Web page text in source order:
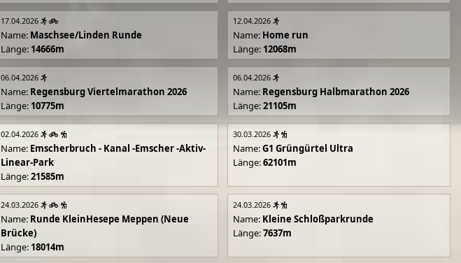
17.04.2026
Name: Maschsee/Linden Runde
Länge: 14666m
12.04.2026
Name: Home run
Länge: 12068m
06.04.2026
Name: Regensburg Viertelmarathon 2026
Länge: 10775m
06.04.2026
Name: Regensburg Halbmarathon 2026
Länge:21105m
02.04.2026
Name: Emscherbruch - Kanal -Emscher -Aktiv-
Linear-Park
Länge:21585m
30.03.2026
Name:G1 Grüngürtel Ultra
Länge:62101m
24.03.2026
Name: Runde KleinHesepe Meppen (Neue
Brücke)
Länge: 18014m
24.03.2026
Name: Kleine Schloßparkrunde
Länge:7637m